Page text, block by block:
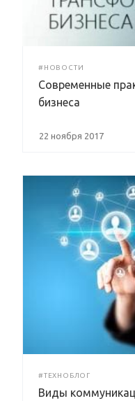
#НОВОСТИ
Современные
бизнеса
22 ноября 2017
#ТЕХНОБЛОГ
Виды